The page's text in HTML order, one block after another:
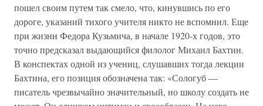
пошел своим путем так смело, что, кинувшись по его
дороге, указаний тихого учителя никто не вспомнил. Еще
при жизни Федора Кузьмича, в начале 1920-х годов, это
точно предсказал выдающийся филолог Михаил Бахтин.
В конспектах одной из учениц, слушавших тогда лекции
Бахтина, его позиция обозначена так: «Сологуб —
писатель чрезвычайно значительный, но школу создать не